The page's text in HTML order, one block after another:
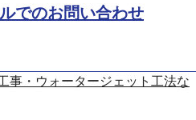
でのお問い合わせ